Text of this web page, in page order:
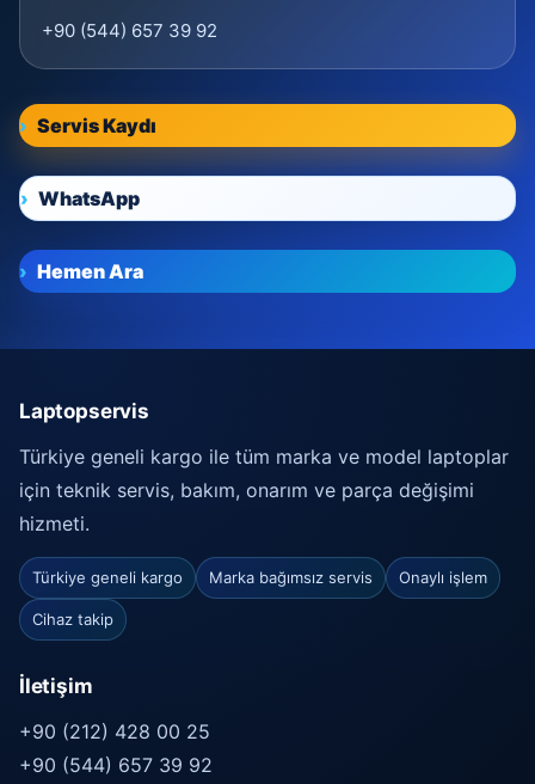
+90 (544) 657 39 92
Servis Kaydı
WhatsApp
Hemen Ara
Laptopservis
Türkiye geneli kargo ile tüm marka ve model laptoplar
için teknik servis, bakım, onarım ve parça değişimi
hizmeti.
Türkiye geneli kargo Marka bağımsız servis Onaylı işlem
Cihaz takip
İletişim
+90 (212) 428 00 25
+90 (544) 657 39 92